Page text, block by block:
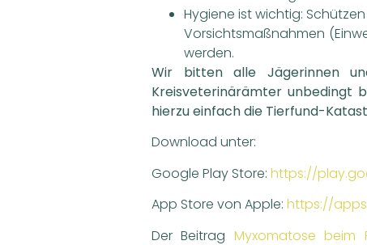
Hygiene ist wichtig:
Vorsichtsmaßnahmen
werden.
Wir bitten alle Jägerinnen
Kreisveterinärämter unbedingt
hierzu einfach die Tierfund-
Download unter:
Google Play Store: https://
App Store von Apple: https://
Der Beitrag Myxomatose beim